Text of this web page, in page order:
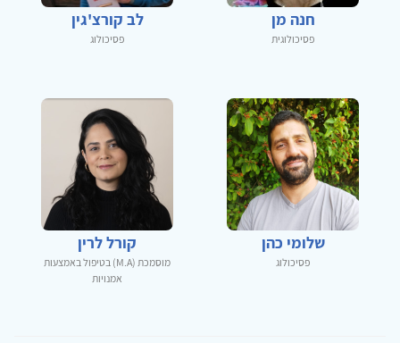
חנה מן
פסיכולוגית
לב קורצ'גין
פסיכולוג
שלומי כהן
פסיכולוג
קורל לרין
מוסמכת (M.A) בטיפול באמצעות
אמנויות